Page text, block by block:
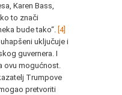
Karen Bass,
to znači
bude tako“. [4]
uključuje i
guvernera. I
ovu mogućnost.
Trumpove
pretvoriti